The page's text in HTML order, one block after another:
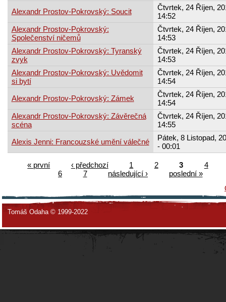
Alexandr Prostov-Pokrovský: Soucit
Čtvrtek, 24 Říjen,
14:52
Alexandr Prostov-Pokrovský:
Společenství ničemů
Čtvrtek, 24 Říjen,
14:53
Alexandr Prostov-Pokrovský: Tyranský
zvyk
Čtvrtek, 24 Říjen,
14:53
Alexandr Prostov-Pokrovský: Uvědomit
si bytí
Čtvrtek, 24 Říjen,
14:54
Alexandr Prostov-Pokrovský: Zámek
Čtvrtek, 24 Říjen,
14:54
Alexandr Prostov-Pokrovský: Závěrečná
scéna
Čtvrtek, 24 Říjen,
14:55
Alexis Jenni: Francouzské umění válečné
Pátek, 8 Listopad,
- 00:01
« první ‹ předchozí 1 2 3
4
6
7 následující ›
poslední »
Tomáš Odaha © 1999-2022